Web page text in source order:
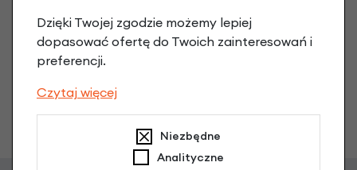
Nikt wcześniej niemiał pytań do tego produktu? A Ty o
Zadaj pytanie
Dzięki Twojej zgodzie możemy lepiej
dopasować ofertę do Twoich zainteresowań i
preferencji.
Czytaj więcej
Niezbędne
Analityczne